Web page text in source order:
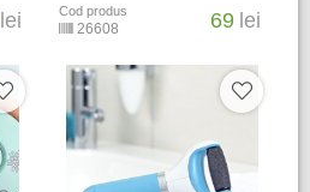
lei Cod produs
26608 69 lei